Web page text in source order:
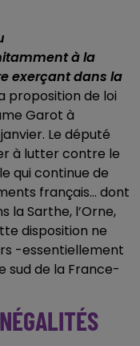
à la
exerçant dans la
proposition de loi
Garot à
Le député
à lutter contre le
qui continue de
français... dont
la Sarthe, l’Orne,
disposition ne
-essentiellement
sud de la France-